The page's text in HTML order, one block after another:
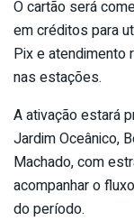
O cartão será
em créditos para
Pix e
nas estações.
A ativação estará
Jardim Oceânico,
Machado, com
acompanhar o
do período.